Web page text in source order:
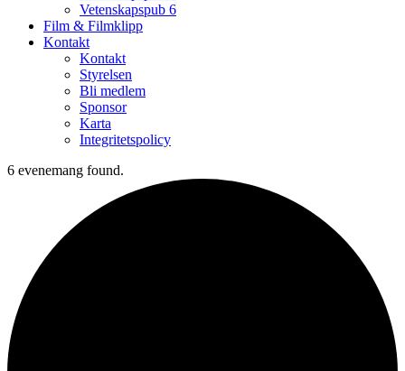
Vetenskapspub 6
Film & Filmklipp
Kontakt
Kontakt
Styrelsen
Bli medlem
Sponsor
Karta
Integritetspolicy
6 evenemang found.